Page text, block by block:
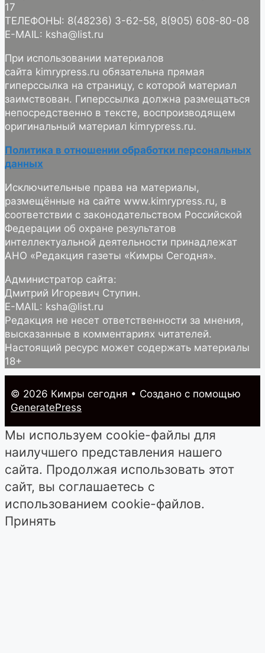
17
ТЕЛЕФОНЫ: 8(48236) 3-62-58, 8(905) 608-80-08
E-MAIL: ksha@list.ru
При использовании материалов
сайта kimrypress.ru обязательна прямая
гиперссылка на страницу, с которой материал
заимствован. Гиперссылка должна размещаться
непосредственно в тексте, воспроизводящем
оригинальный материал kimrypress.ru.
Политика в отношении обработки персональных
данных
Исключительные права на материалы,
размещённые на сайте www.kimrypress.ru, в
соответствии с законодательством Российской
Федерации об охране результатов
интеллектуальной деятельности принадлежат
АНО «Редакция газеты «Кимры Сегодня».
Администратор сайта:
Дмитрий Игоревич Ступин.
E-MAIL: ksha@list.ru
Редакция не несет ответственности за мнения,
высказанные в комментариях читателей.
Настоящий ресурс может содержать материалы
18+
© 2026 Кимры cегодня • Создано с помощью
GeneratePress
Мы используем cookie-файлы для
наилучшего представления нашего
сайта. Продолжая использовать этот
сайт, вы соглашаетесь с
использованием cookie-файлов.
Принять